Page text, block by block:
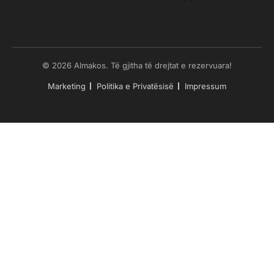
© 2026 Almakos. Të gjitha të drejtat e rezervuara!
Marketing Politika e Privatësisë Impressum